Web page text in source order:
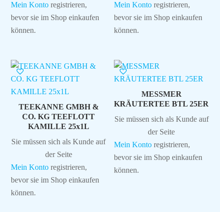
Mein Konto registrieren,
bevor sie im Shop einkaufen
können.
Mein Konto registrieren,
bevor sie im Shop einkaufen
können.
TEEKANNE GMBH &
CO. KG TEEFLOTT
KAMILLE 25x1L
Sie müssen sich als Kunde auf
der Seite
Mein Konto registrieren,
bevor sie im Shop einkaufen
können.
MESSMER
KRÄUTERTEE BTL 25ER
Sie müssen sich als Kunde auf
der Seite
Mein Konto registrieren,
bevor sie im Shop einkaufen
können.